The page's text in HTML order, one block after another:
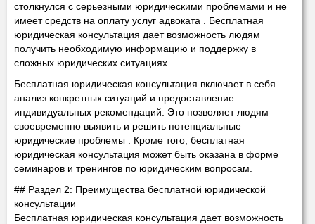
столкнулся с серьезными юридическими проблемами и не
имеет средств на оплату услуг адвоката . Бесплатная
юридическая консультация дает возможность людям
получить необходимую информацию и поддержку в
сложных юридических ситуациях.
Бесплатная юридическая консультация включает в себя
анализ конкретных ситуаций и предоставление
индивидуальных рекомендаций. Это позволяет людям
своевременно выявить и решить потенциальные
юридические проблемы . Кроме того, бесплатная
юридическая консультация может быть оказана в форме
семинаров и тренингов по юридическим вопросам.
## Раздел 2: Преимущества бесплатной юридической
консультации
Бесплатная юридическая консультация дает возможность